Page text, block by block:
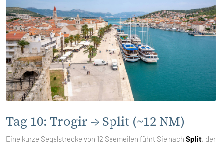
Tag 10: Trogir → Split (~12 NM)
Eine kurze Segelstrecke von 12 Seemeilen führt Sie nach Split, der